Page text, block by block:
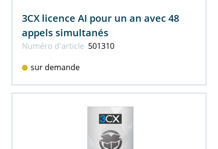
3CX licence AI pour un an avec 48
appels simultanés
Numéro d'article 501310
sur demande